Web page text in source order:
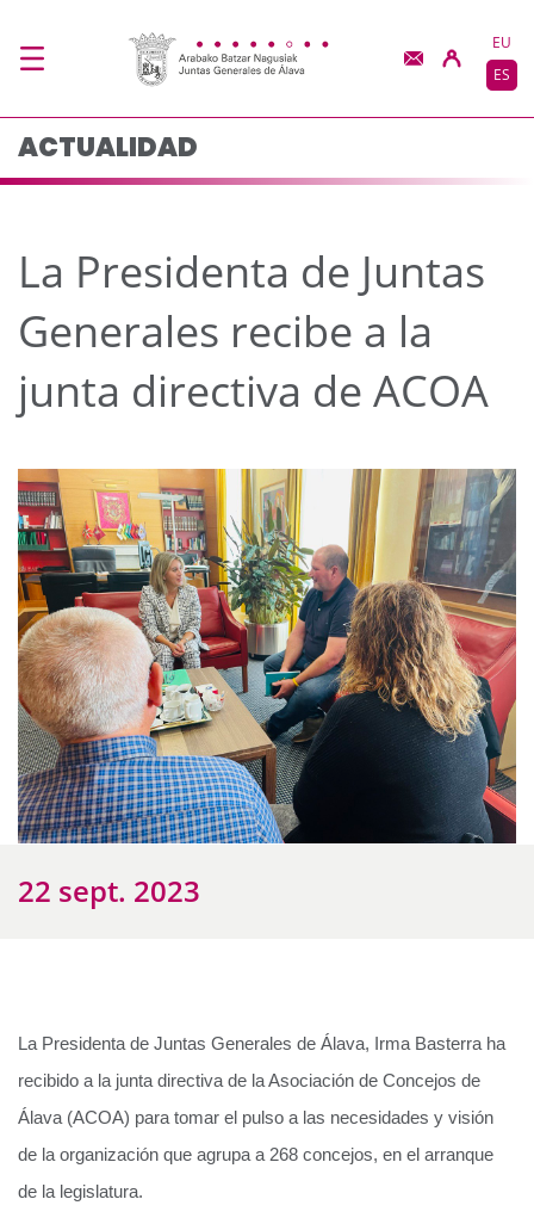
La Presidenta de
EU
ES
ACTUALIDAD
La Presidenta de Juntas
Generales recibe a la
junta directiva de ACOA
22 sept. 2023
La Presidenta de Juntas Generales de Álava, Irma Basterra ha
recibido a la junta directiva de la Asociación de Concejos de
Álava (ACOA) para tomar el pulso a las necesidades y visión
de la organización que agrupa a 268 concejos, en el arranque
de la legislatura.